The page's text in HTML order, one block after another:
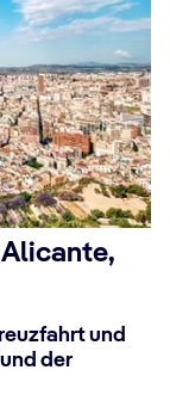
und
der